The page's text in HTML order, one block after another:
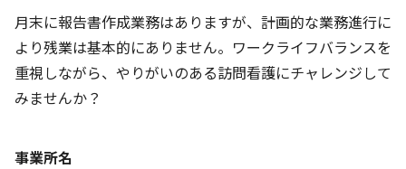
月末に報告書作成業務はありますが、計画的な業務進行に
より残業は基本的にありません。ワークライフバランスを
重視しながら、やりがいのある訪問看護にチャレンジして
みませんか？
事業所名